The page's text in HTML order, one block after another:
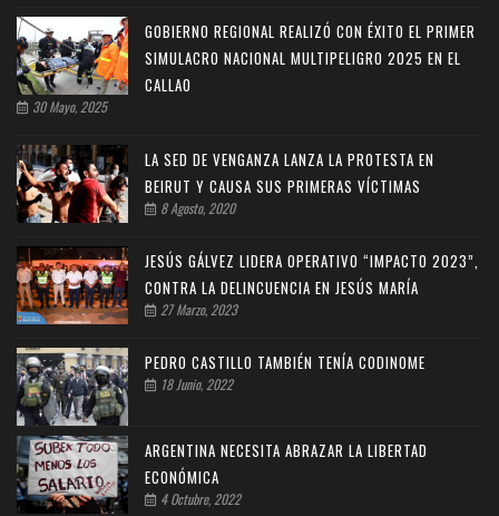
GOBIERNO REGIONAL REALIZÓ CON ÉXITO EL PRIMER
SIMULACRO NACIONAL MULTIPELIGRO 2025 EN EL
CALLAO
30 Mayo, 2025
LA SED DE VENGANZA LANZA LA PROTESTA EN
BEIRUT Y CAUSA SUS PRIMERAS VÍCTIMAS
8 Agosto, 2020
JESÚS GÁLVEZ LIDERA OPERATIVO “IMPACTO 2023”,
CONTRA LA DELINCUENCIA EN JESÚS MARÍA
27 Marzo, 2023
PEDRO CASTILLO TAMBIÉN TENÍA CODINOME
18 Junio, 2022
ARGENTINA NECESITA ABRAZAR LA LIBERTAD
ECONÓMICA
4 Octubre, 2022